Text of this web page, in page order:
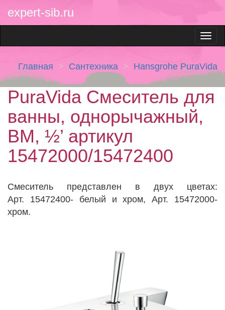
expert-sib.ru
Главная Сантехника Hansgrohe PuraVida
PuraVida Смеситель для
ванны, однорычажный,
ВМ, ½’ артикул
15472000/15472400
Cмеситель представлен в двух цветах:
Арт. 15472400- белый и хром, Арт. 15472000-
хром.